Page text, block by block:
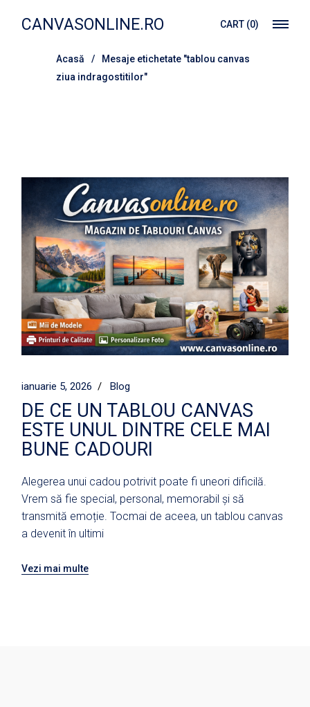
conținutCANVASONLINE.RO CART (0)
Acasă
Mesaje etichetate "tablou canvas
ziua indragostitilor"
ianuarie 5, 2026 Blog
DE CE UN TABLOU CANVAS
ESTE UNUL DINTRE CELE MAI
BUNE CADOURI
Alegerea unui cadou potrivit poate fi uneori dificilă.
Vrem să fie special, personal, memorabil și să
transmită emoție. Tocmai de aceea, un tablou canvas
a devenit în ultimi
Vezi mai multe